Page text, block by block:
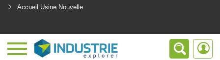
Accueil Usine Nouvelle